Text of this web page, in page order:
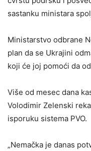
sastanku ministara
Ministarstvo odbrane
plan da se Ukrajini
koji će joj pomoći da
Više od mesec dana
Volodimir Zelenski
isporuku sistema PVO.
„Nemačka je danas